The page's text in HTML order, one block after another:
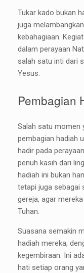
Tukar kado bukan
juga
kebahagiaan.
dalam perayaan
salah satu inti dari
Yesus.
Pembagian
Salah satu momen
pembagian hadiah
hadir pada
penuh kasih dari
hadiah ini bukan
tetapi juga sebagai
gereja, agar
Tuhan.
Suasana semakin
hadiah mereka,
kegembiraan. Ini
hati setiap orang